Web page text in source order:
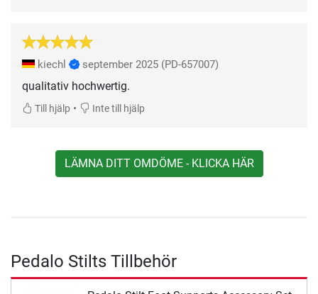
kiechl september 2025 (PD-657007)
qualitativ hochwertig.
Till hjälp • Inte till hjälp
LÄMNA DITT OMDÖME - KLICKA HÄR
Pedalo Stilts Tillbehör